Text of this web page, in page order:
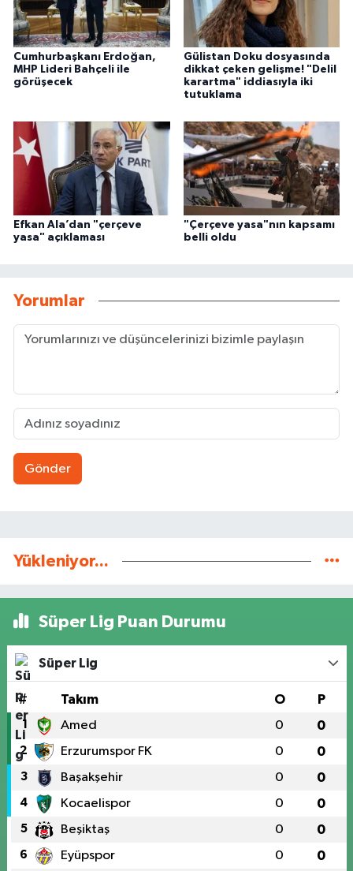
Cumhurbaşkanı Erdoğan,
MHP Lideri Bahçeli ile
görüşecek
Gülistan Doku dosyasında
dikkat çeken gelişme! "Delil
karartma" iddiasıyla iki
tutuklama
Efkan Ala’dan "çerçeve
yasa" açıklaması
"Çerçeve yasa"nın kapsamı
belli oldu
Yorumlar
Gönder
Yükleniyor...
Süper Lig Puan Durumu
Süper Lig
# Takım O P
1 Amed 0 0
2 Erzurumspor FK 0 0
3 Başakşehir 0 0
4 Kocaelispor 0 0
5 Beşiktaş 0 0
6 Eyüpspor 0 0